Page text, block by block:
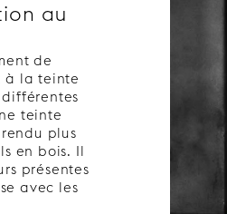
au
de
à la teinte
teinte
plus
en bois. Il
présentes
avec les